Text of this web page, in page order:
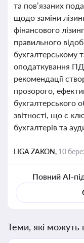
та пов’язаних
щодо заміни
фінансового
правильного
бухгалтерському
оподаткування
рекомендації
прозорого,
бухгалтерського
звітності, що є
бухгалтерів та
LIGA ZAKON, 10
Повний AI-
Теми, які можуть